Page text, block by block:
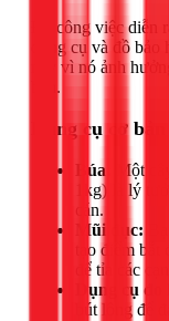
Để công việc diễn
dụng cụ và đồ
này vì nó ảnh
bạn.
Dụng cụ cơ bản
Búa:
Một
1kg) là lý
cán.
Mũi đục:
tạo điểm
để tỉa các
Dụng cụ đo
bút lông để